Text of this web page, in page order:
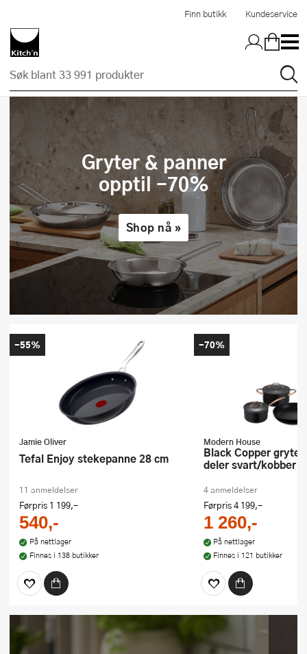
Finn butikk Kundeservice
kitchn.no
Gryter & panner
opptil -70%
Shop nå »
Jamie Oliver
Tefal Enjoy stekepanne 28 cm
11 anmeldelser
Førpris 1 199,-
540,-
På nettlager
Finnes i 138 butikker
-55%
Modern House
Black Copper grytesett kfcc g7 3
deler svart/kobber
4 anmeldelser
Førpris4 199,-
1 260,-
På nettlager
Finnes i 121 butikker
-70%